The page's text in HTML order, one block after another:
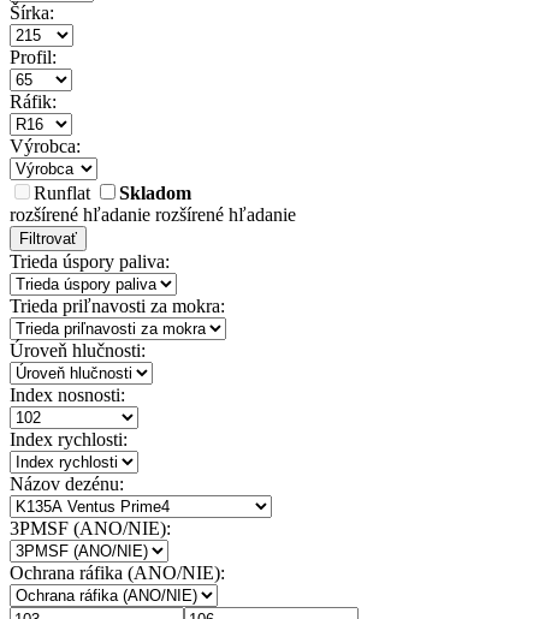
Šírka:
Profil:
Ráfik:
Výrobca:
Runflat
Skladom
rozšírené hľadanie rozšírené hľadanie
Filtrovať
Trieda úspory paliva:
Trieda priľnavosti za mokra:
Úroveň hlučnosti:
Index nosnosti:
Index rychlosti:
Názov dezénu:
3PMSF (ANO/NIE):
Ochrana ráfika (ANO/NIE):